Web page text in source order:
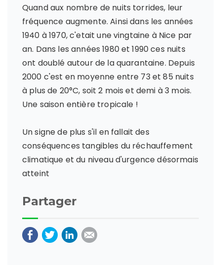
Quand aux nombre de nuits torrides, leur
fréquence augmente. Ainsi dans les années
1940 à 1970, c'etait une vingtaine à Nice par
an. Dans les années 1980 et 1990 ces nuits
ont doublé autour de la quarantaine. Depuis
2000 c'est en moyenne entre 73 et 85 nuits
à plus de 20°C, soit 2 mois et demi à 3 mois.
Une saison entière tropicale !
Un signe de plus s'il en fallait des
conséquences tangibles du réchauffement
climatique et du niveau d'urgence désormais
atteint
Partager